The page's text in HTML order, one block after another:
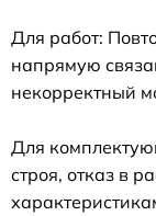
Для работ:
напрямую
некорректный
Для
строя, отказ в